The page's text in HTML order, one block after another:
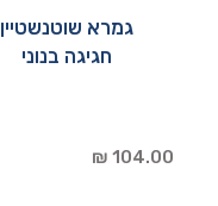
גמרא שוטנשטיין
חגיגה בנוני
104.00 ₪